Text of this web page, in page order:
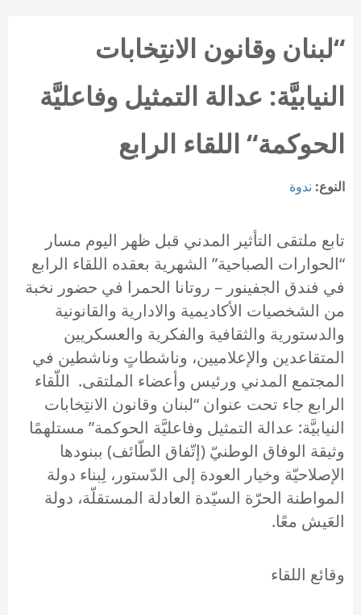
“لبنان وقانون الانتِخابات
النيابيَّة: عدالة التمثيل وفاعليَّة
الحوكمة“ اللقاء الرابع
النوع: ندوة
تابع ملتقى التأثير المدني قبل ظهر اليوم مسار
“الحوارات الصباحية” الشهرية بعقده اللقاء الرابع
في فندق الجفينور – روتانا الحمرا في حضور نخبة
من الشخصيات الأكاديمية والادارية والقانونية
والدستورية والثقافية والفكرية والعسكريين
المتقاعدين والإعلاميين، وناشطاتٍ وناشطين في
المجتمع المدني ورئيس وأعضاء الملتقى. اللّقاء
الرابع جاء تحت عنوان “لبنان وقانون الانتِخابات
النيابيَّة: عدالة التمثيل وفاعليَّة الحوكمة” مستلهمًا
وثيقة الوفاق الوطنيّ (إتّفاق الطّائف) ببنودها
الإصلاحيّة وخيار العودة إلى الدّستور، لِبناء دولة
المواطنة الحرّة السيّدة العادلة المستقلّة، دولة
العَيش معًا.
وقائع اللقاء